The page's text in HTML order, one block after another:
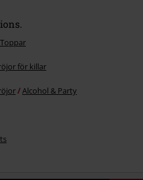
för killar
Alcohol & Party